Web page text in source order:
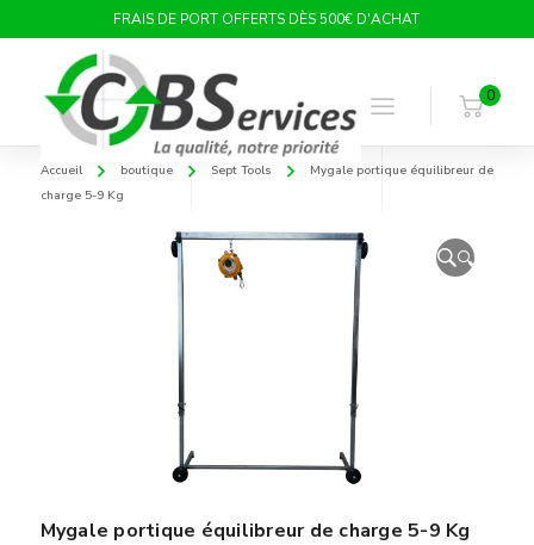
FRAIS DE PORT OFFERTS DÈS 500€ D'ACHAT
0
Accueil boutique Sept Tools
Mygale portique équilibreur de
charge 5-9 Kg
🔍
Mygale portique équilibreur de charge 5-9 Kg